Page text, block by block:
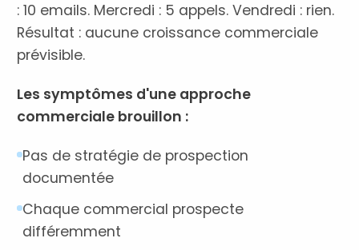
: 10 emails. Mercredi : 5 appels. Vendredi : rien.
Résultat : aucune croissance commerciale
prévisible.
Les symptômes d'une approche
commerciale brouillon :
Pas de stratégie de prospection
documentée
Chaque commercial prospecte
différemment